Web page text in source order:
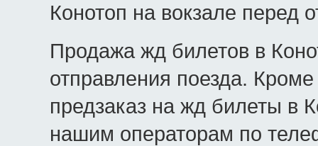
Конотоп на вокзале перед
Продажа жд билетов в
отправления поезда.
предзаказ на жд билеты в
нашим операторам по